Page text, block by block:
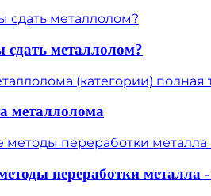
металлолом?
металлолома
переработки металла